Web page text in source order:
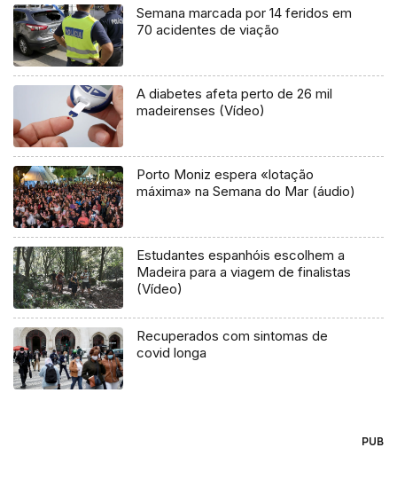
Semana marcada por 14 feridos em
70 acidentes de viação
A diabetes afeta perto de 26 mil
madeirenses (Vídeo)
Porto Moniz espera «lotação
máxima» na Semana do Mar (áudio)
Estudantes espanhóis escolhem a
Madeira para a viagem de finalistas
(Vídeo)
Recuperados com sintomas de
covid longa
PUB